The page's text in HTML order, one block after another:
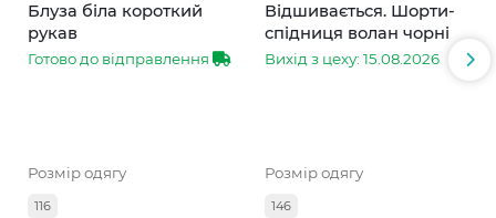
Блуза біла короткий
рукав
Готово до відправлення
Розмір одягу
116
Відшивається. Шорти-
спідниця волан чорні
Вихід з цеху: 15.08.2026
Розмір одягу
146